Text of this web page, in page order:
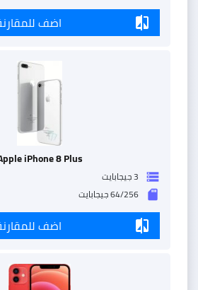
compare اضف
iPhone 8 Plus
storage 3 جيجابايت
sd_storage 64/256 جيجابايت
compare اضف